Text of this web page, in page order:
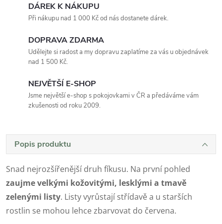
DÁREK K NÁKUPU
Při nákupu nad 1 000 Kč od nás dostanete dárek.
DOPRAVA ZDARMA
Udělejte si radost a my dopravu zaplatíme za vás u objednávek
nad 1 500 Kč.
NEJVĚTŠÍ E-SHOP
Jsme největší e-shop s pokojovkami v ČR a předáváme vám
zkušenosti od roku 2009.
Popis produktu
Snad nejrozšířenější druh fíkusu. Na první pohled
zaujmevelkými kožovitými, lesklými a tmavě
zelenými listy. Listy vyrůstají střídavě a u starších
rostlin se mohou lehce zbarvovat do červena.